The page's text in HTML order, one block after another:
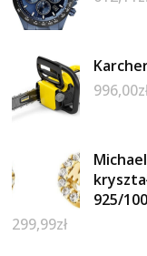
996,00
925/
299,99zł